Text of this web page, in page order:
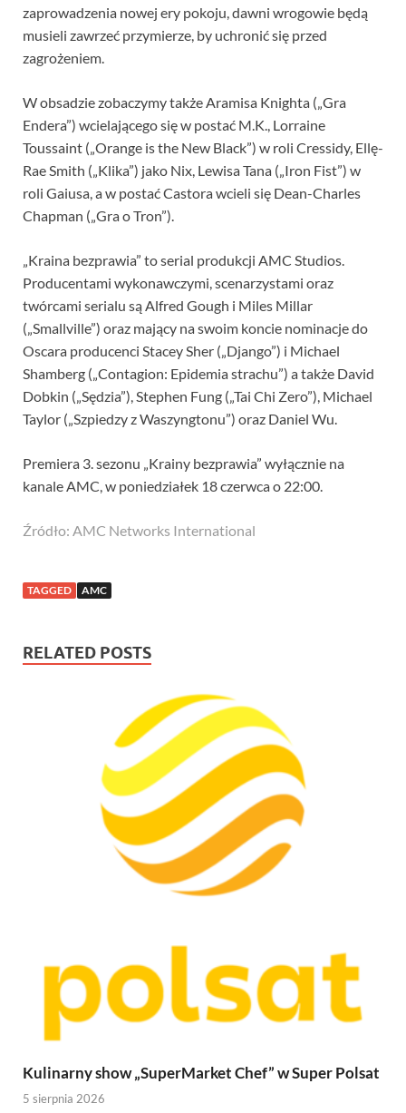
zaprowadzenia nowej ery pokoju, dawni wrogowie będą
musieli zawrzeć przymierze, by uchronić się przed
zagrożeniem.
W obsadzie zobaczymy także Aramisa Knighta („Gra
Endera”) wcielającego się w postać M.K., Lorraine
Toussaint („Orange is the New Black”) w roli Cressidy, Ellę-
Rae Smith („Klika”) jako Nix, Lewisa Tana („Iron Fist”) w
roli Gaiusa, a w postać Castora wcieli się Dean-Charles
Chapman („Gra o Tron”).
„Kraina bezprawia” to serial produkcji AMC Studios.
Producentami wykonawczymi, scenarzystami oraz
twórcami serialu są Alfred Gough i Miles Millar
(„Smallville”) oraz mający na swoim koncie nominacje do
Oscara producenci Stacey Sher („Django”) i Michael
Shamberg („Contagion: Epidemia strachu”) a także David
Dobkin („Sędzia”), Stephen Fung („Tai Chi Zero”), Michael
Taylor („Szpiedzy z Waszyngtonu”) oraz Daniel Wu.
Premiera 3. sezonu „Krainy bezprawia” wyłącznie na
kanale AMC, w poniedziałek 18 czerwca o 22:00.
Źródło: AMC Networks International
TAGGED AMC
RELATED POSTS
Kulinarny show „SuperMarket Chef” w Super Polsat
5 sierpnia 2026